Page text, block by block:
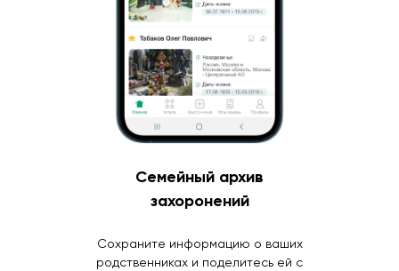
Семейный архив
захоронений
Сохраните информацию о ваших
родственниках и поделитесь ей с